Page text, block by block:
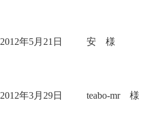
2012年5月21日 安 様
2012年3月29日 teabo-mr 様